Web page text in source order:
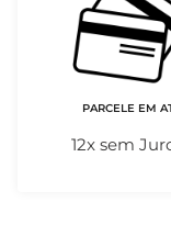
PARCELE EM
12x sem